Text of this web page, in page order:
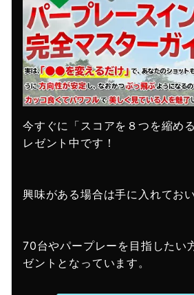
今すぐに「スコアを８つを縮め
レゼント中です！
興味がある場合は手に入れてお
70台やパープレーを目指したい
ゼントとなっています。